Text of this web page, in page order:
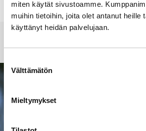
miten käytät sivustoamme.
muihin tietoihin, joita olet antanut heille
käyttänyt heidän palvelujaan.
valinta
Välttämätön
Mieltymykset
Lue lisää
KASVU
MITÄ SINÄ